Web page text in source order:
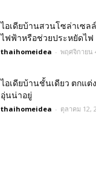
ไอเดียบ้านสวนโซล่าเซล
ไฟฟ้าหรือช่วยประหยัดไฟ
thaihomeidea - พฤศจิกายน
ไอเดียบ้านชั้นเดียว ตกแต่
อุ่นน่าอยู่
thaihomeidea - ตุลาคม 12,